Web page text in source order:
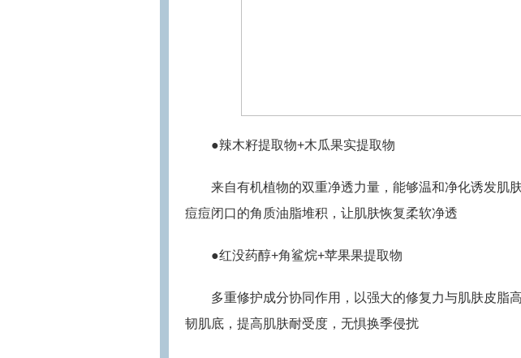
●辣木籽提取物+木瓜果实提取物
来自有机植物的双重净透力量，能够温和净化诱发肌
痘痘闭口的角质油脂堆积，让肌肤恢复柔软净透
●红没药醇+角鲨烷+苹果果提取物
多重修护成分协同作用，以强大的修复力与肌肤皮脂
韧肌底，提高肌肤耐受度，无惧换季侵扰